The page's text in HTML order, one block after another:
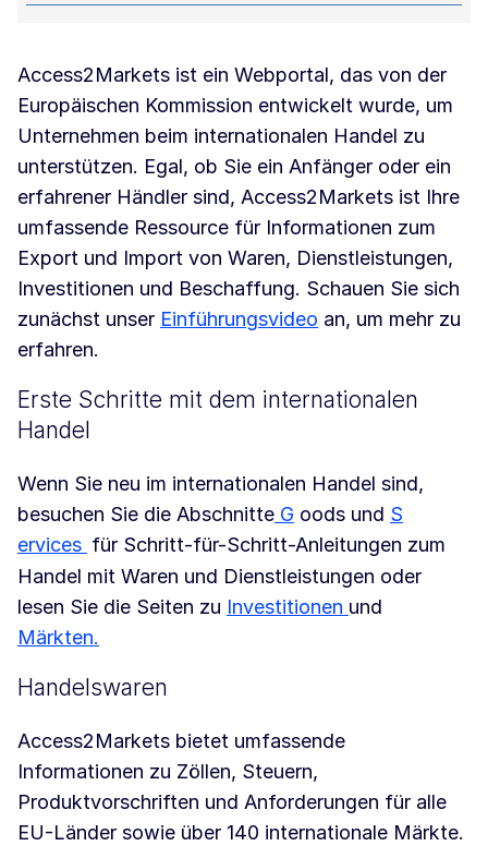
Access2Markets ist ein Webportal, das von der
Europäischen Kommission entwickelt wurde, um
Unternehmen beim internationalen Handel zu
unterstützen. Egal, ob Sie ein Anfänger oder ein
erfahrener Händler sind, Access2Markets ist Ihre
umfassende Ressource für Informationen zum
Export und Import von Waren, Dienstleistungen,
Investitionen und Beschaffung. Schauen Sie sich
zunächst unser Einführungsvideo an, um mehr zu
erfahren.
Erste Schritte mit dem internationalen
Handel
Wenn Sie neu im internationalen Handel sind,
besuchen Sie die Abschnitte G oods und S
ervices für Schritt-für-Schritt-Anleitungen zum
Handel mit Waren und Dienstleistungen oder
lesen Sie die Seiten zu Investitionen und
Märkten.
Handelswaren
Access2Markets bietet umfassende
Informationen zu Zöllen, Steuern,
Produktvorschriften und Anforderungen für alle
EU-Länder sowie über 140 internationale Märkte.